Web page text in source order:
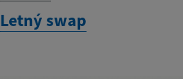
Letný swap